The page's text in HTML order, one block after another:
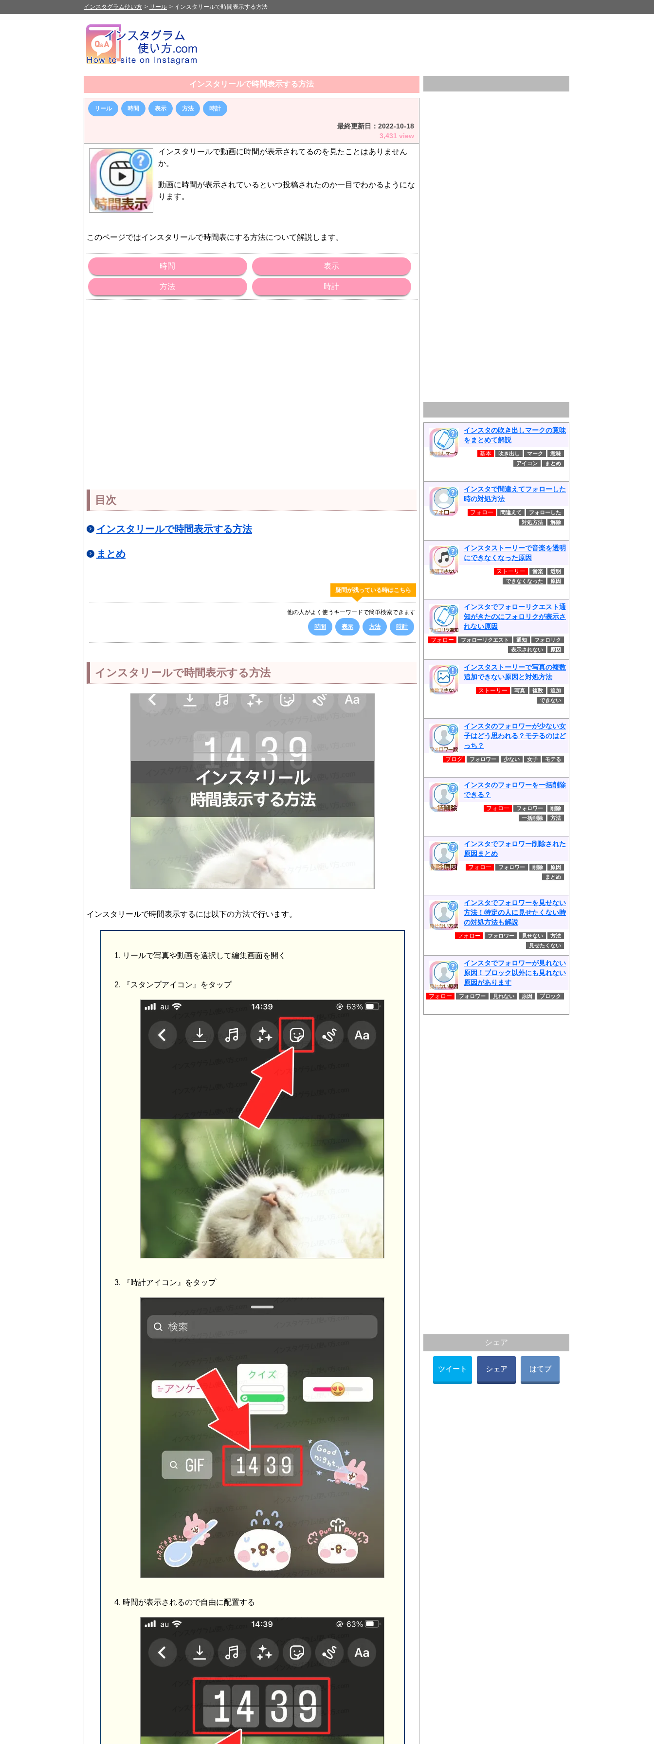
インスタグラム使い方 > リール > インスタリールで時間表示する方法
インスタリールで時間表示する方法
リール 時間 表示 方法 時計
最終更新日： 2022-10-18
3,431 view
インスタリールで動画に時間が表示されてるのを見たことはありません
か。
動画に時間が表示されているといつ投稿されたのか一目でわかるようにな
ります。
このページではインスタリールで時間表にする方法について解説します。
時間 表示
方法 時計
目次
インスタリールで時間表示する方法
まとめ
疑問が残っている時はこちら
他の人がよく使うキーワードで簡単検索できます
時間 表示 方法 時計
インスタリールで時間表示する方法
インスタリールで時間表示するには以下の方法で行います。
リールで写真や動画を選択して編集画面を開く
『スタンプアイコン』をタップ
『時計アイコン』をタップ
時間が表示されるので自由に配置する
インスタの吹き出しマークの意味
をまとめて解説
基本 吹き出し マーク
意味
アイコン
まとめ
インスタで間違えてフォローした
時の対処方法
フォロー 間違えて
フォローした
対処方法
解除
インスタストーリーで音楽を透明
にできなくなった原因
ストーリー 音楽
透明
できなくなった
原因
インスタでフォローリクエスト通
知がきたのにフォロリクが表示さ
れない原因
フォロー フォローリクエスト 通知
フォロリク
表示されない
原因
インスタストーリーで写真の複数
追加できない原因と対処方法
ストーリー 写真 複数
追加
できない
インスタのフォロワーが少ない女
子はどう思われる？モテるのはど
っち？
ブログ フォロワー 少ない 女子 モテる
インスタのフォロワーを一括削除
できる？
フォロー フォロワー
削除
一括削除
方法
インスタでフォロワー削除された
原因まとめ
フォロー フォロワー 削除
原因
まとめ
インスタでフォロワーを見せない
方法！特定の人に見せたくない時
の対処方法も解説
フォロー フォロワー 見せない
方法
見せたくない
インスタでフォロワーが見れない
原因！ブロック以外にも見れない
原因があります
フォロー フォロワー 見れない 原因 ブロック
シェア
ツイート シェア はてブ